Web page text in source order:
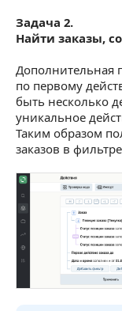
Задача 2.
Найти заказы,
Дополнительная
по первому
быть несколько
уникальное
Таким образом
заказов в